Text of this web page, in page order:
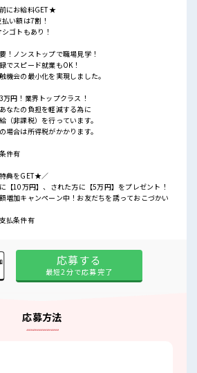
にお給料GET★
い額は7割！
ゴトもあり！
！ノンストップで職場見学！
でスピード就業もOK！
機会の最小化を実現しました。
円！業界トップクラス！
なたの負担を軽減する為に
（非課税）を行っています。
場合は所得税がかかります。
件有
典をGET★／
【10万円】、された方に【5万円】をプレゼント！
増加キャンペーン中！お友だちを誘っておこづかい
払条件有
応募する
最短2分で応募完了
応募方法